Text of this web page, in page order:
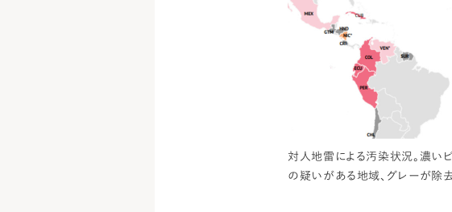
対人地雷による汚染状況。濃い
の疑いがある地域、グレーが